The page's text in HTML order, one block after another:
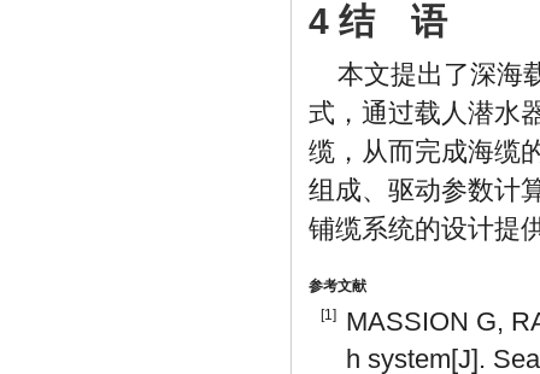
4 结 语
本文提出了深海
式，通过载人潜水
缆，从而完成海缆
组成、驱动参数计
铺缆系统的设计提
参考文献
[1]
MASSION G,
h system[J].